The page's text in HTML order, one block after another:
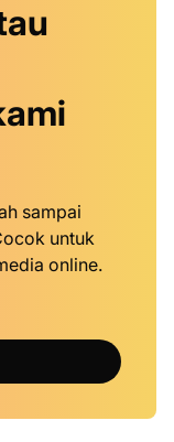
sampai
untuk
online.